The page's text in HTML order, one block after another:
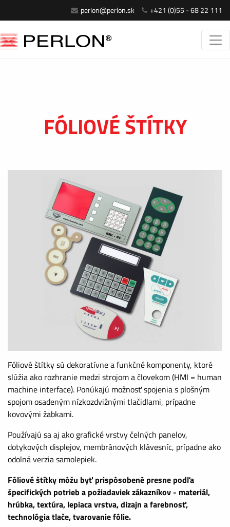
perlon@perlon.sk +421 (0)55 - 68 22 111
FÓLIOVÉ ŠTÍTKY
Fóliové štítky sú dekoratívne a funkčné komponenty, ktoré
slúžia ako rozhranie medzi strojom a človekom (HMI = human
machine interface). Ponúkajú možnosť spojenia s plošným
spojom osadeným nízkozdvižnými tlačidlami, prípadne
kovovými žabkami.
Používajú sa aj ako grafické vrstvy čelných panelov,
dotykových displejov, membránových klávesníc, prípadne ako
odolná verzia samolepiek.
Fóliové štítky môžu byť prispôsobené presne podľa
špecifických potrieb a požiadaviek zákazníkov - materiál,
hrúbka, textúra, lepiaca vrstva, dizajn a farebnosť,
technológia tlače, tvarovanie fólie.